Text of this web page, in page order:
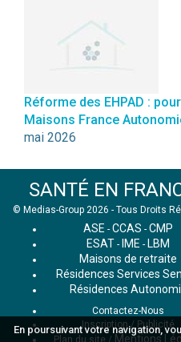
En poursuivant votre navigation,
Réforme des EHPAD :
Maisons France
mai 2026
SANTÉ EN
© Medias-Group 2026 - Tous Droits
ASE - CCAS - CMP
ESAT - IME - LBM
Maisons de retraite
Résidences Services
Résidences
Contactez-Nous
Inscription / Publicité
Plan du site / Mentions